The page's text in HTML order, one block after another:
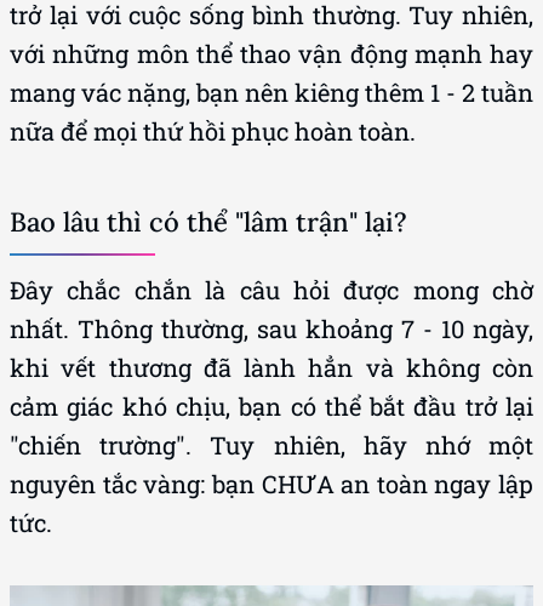
trở lại với cuộc sống bình thường. Tuy nhiên,
với những môn thể thao vận động mạnh hay
mang vác nặng, bạn nên kiêng thêm 1 - 2 tuần
nữa để mọi thứ hồi phục hoàn toàn.
Bao lâu thì có thể "lâm trận" lại?
Đây chắc chắn là câu hỏi được mong chờ
nhất. Thông thường, sau khoảng 7 - 10 ngày,
khi vết thương đã lành hẳn và không còn
cảm giác khó chịu, bạn có thể bắt đầu trở lại
"chiến trường". Tuy nhiên, hãy nhớ một
nguyên tắc vàng: bạn CHƯA an toàn ngay lập
tức.